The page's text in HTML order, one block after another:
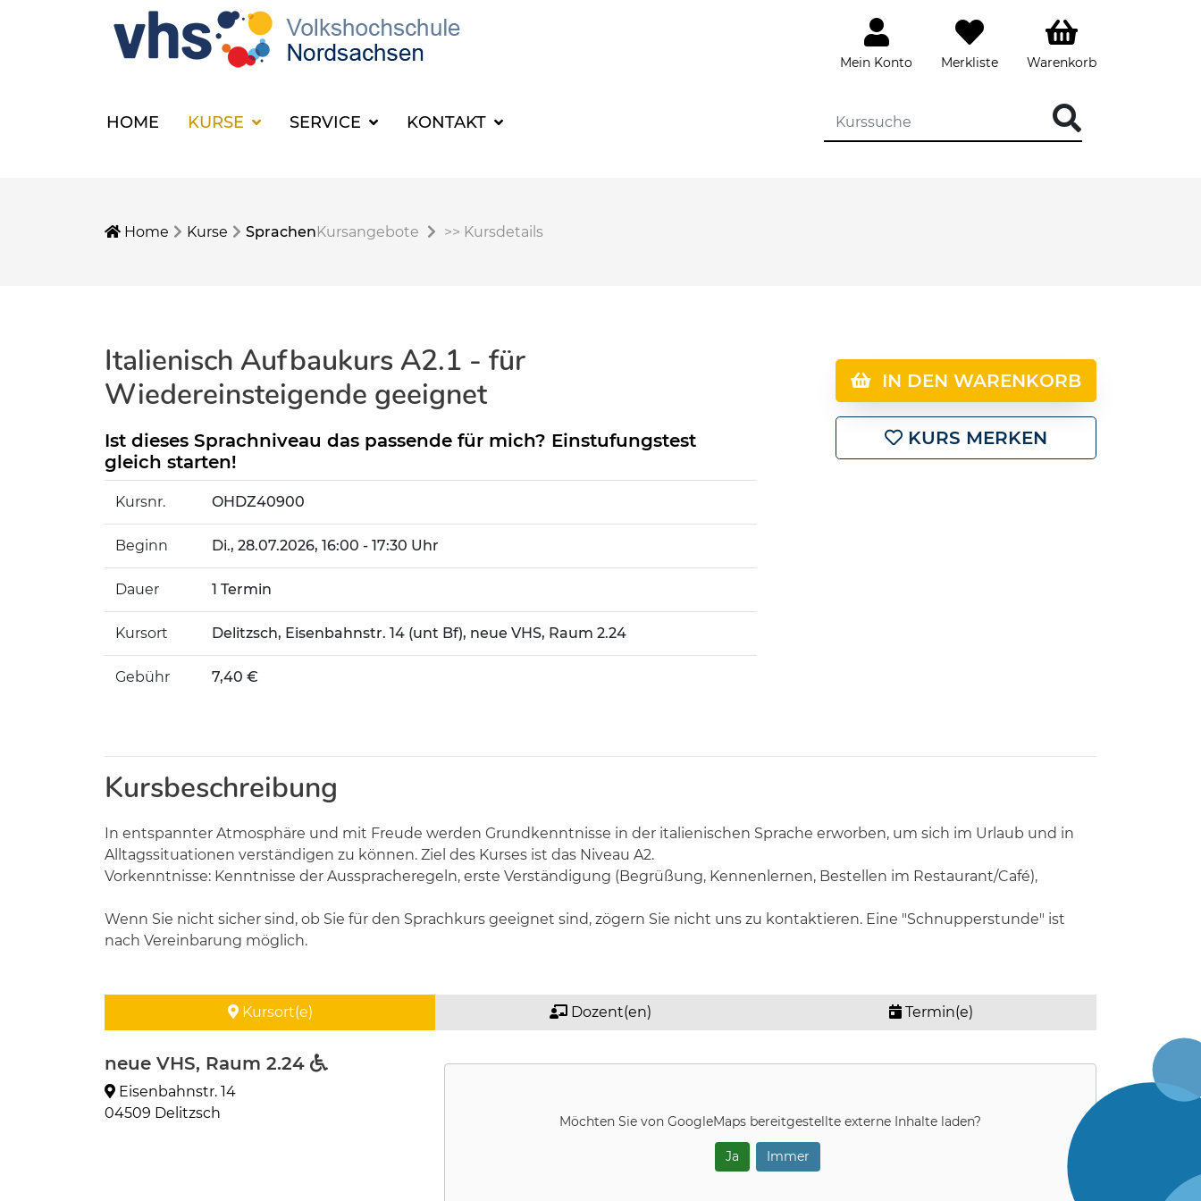
Mein Konto Merkliste Warenkorb
HOME KURSE SERVICE KONTAKT
Home Kurse SprachenKursangebote >> Kursdetails
Italienisch Aufbaukurs A2.1 - für
Wiedereinsteigende geeignet
Ist dieses Sprachniveau das passende für mich? Einstufungstest
gleich starten!
Kursnr. OHDZ40900
Beginn Di., 28.07.2026, 16:00 - 17:30 Uhr
Dauer 1 Termin
Kursort Delitzsch, Eisenbahnstr. 14 (unt Bf), neue VHS, Raum 2.24
Gebühr 7,40 €
IN DEN WARENKORB
KURS MERKEN
Kursbeschreibung
In entspannter Atmosphäre und mit Freude werden Grundkenntnisse in der italienischen Sprache erworben, um sich im Urlaub und in
Alltagssituationen verständigen zu können. Ziel des Kurses ist das Niveau A2.
Vorkenntnisse: Kenntnisse der Ausspracheregeln, erste Verständigung (Begrüßung, Kennenlernen, Bestellen im Restaurant/Café),
Wenn Sie nicht sicher sind, ob Sie für den Sprachkurs geeignet sind, zögern Sie nicht uns zu kontaktieren. Eine "Schnupperstunde" ist
nach Vereinbarung möglich.
Kursort(e) Dozent(en) Termin(e)
neue VHS, Raum 2.24
Eisenbahnstr. 14
04509 Delitzsch
Möchten Sie von GoogleMaps bereitgestellte externe Inhalte laden?
Ja Immer